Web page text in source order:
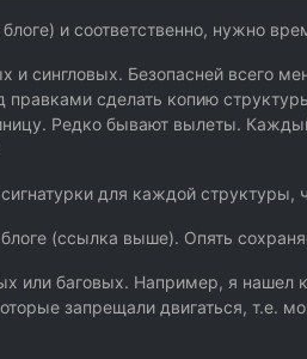
и соответственно, нужно
сингловых. Безопасней всего
сделать копию
Редко бывают вылеты.
для каждой структуры,
(ссылка выше). Опять
или баговых. Например, я нашел
запрещали двигаться, т.е.